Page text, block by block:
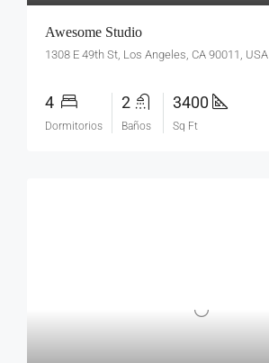
Awesome Studio
1308 E 49th St, Los Angeles, CA 90011, USA
4
Dormitorios
2
Baños
3400
Sq Ft